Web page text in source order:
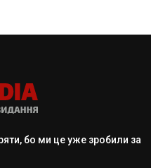
бо ми це уже зробили за